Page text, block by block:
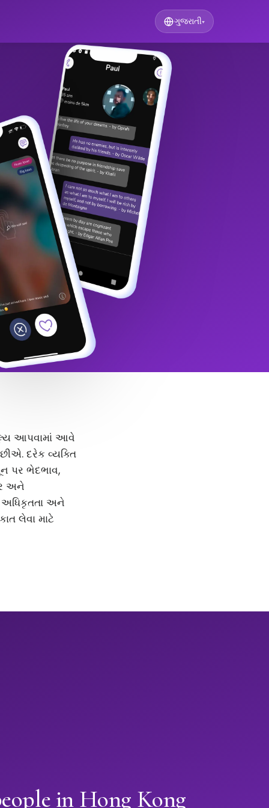
ગુજરાતી▾
આપવામાં આવે
દરેક વ્યક્તિ
પર ભેદભાવ,
અને
અધિકૃતતા અને
લેવા માટે
in Hong Kong